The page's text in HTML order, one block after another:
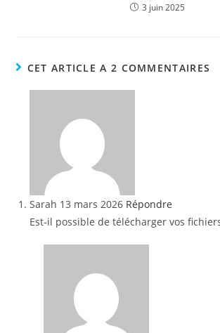
3 juin 2025
CET ARTICLE A 2 COMMENTAIRES
Sarah 13 mars 2026 Répondre
Est-il possible de télécharger vos